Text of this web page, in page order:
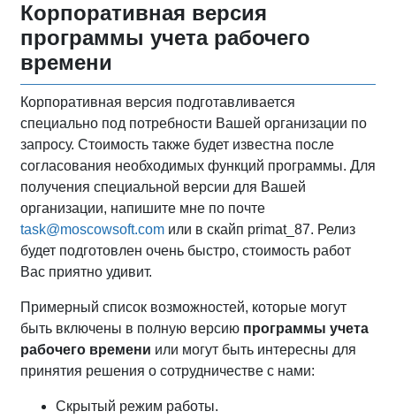
Корпоративная версия
программы учета рабочего
времени
Корпоративная версия подготавливается
специально под потребности Вашей организации по
запросу. Стоимость также будет известна после
согласования необходимых функций программы. Для
получения специальной версии для Вашей
организации, напишите мне по почте
task@moscowsoft.com или в скайп primat_87. Релиз
будет подготовлен очень быстро, стоимость работ
Вас приятно удивит.
Примерный список возможностей, которые могут
быть включены в полную версию программы учета
рабочего времени или могут быть интересны для
принятия решения о сотрудничестве с нами:
Скрытый режим работы.